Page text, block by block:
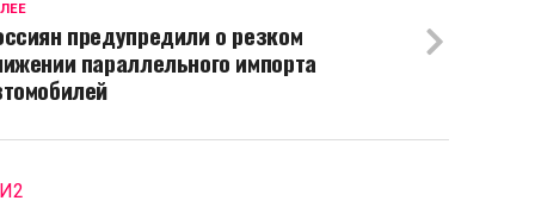
предупредили о резком
параллельного импорта